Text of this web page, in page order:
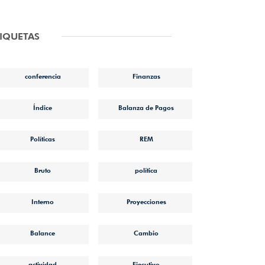
conferencia Finanzas
Índice Balanza de Pagos
Políticas REM
Bruto política
Interno Proyecciones
Balance Cambio